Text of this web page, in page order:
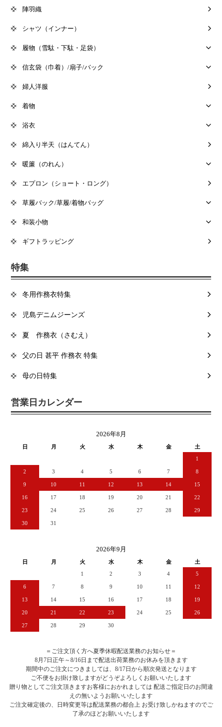
陣羽織
シャツ（インナー）
履物（雪駄・下駄・足袋）
信玄袋（巾着）/扇子/バック
婦人洋服
着物
浴衣
綿入り半天（はんてん）
暖簾（のれん）
エプロン（ショート・ロング）
草履バック/草履/着物バッグ
和装小物
ギフトラッピング
特集
冬用作務衣特集
児島デニムジーンズ
夏 作務衣（さむえ）
父の日 甚平 作務衣 特集
母の日特集
営業日カレンダー
2026年8月
日 月 火 水 木 金
土
1
2 3 4 5 6 7 8
9 10 11 12 13 14 15
16 17 18 19 20 21 22
23 24 25 26 27 28 29
30 31
2026年9月
日 月 火 水 木 金
土
1
2 3 4 5
6 7 8 9 10 11 12
13 14 15 16 17 18 19
20 21 22 23 24 25 26
27 28 29 30
＝ご注文頂く方へ夏季休暇配送業務のお知らせ＝
8月7日正午～8/16日まで配送出荷業務のお休みを頂きます
期間中のご注文につきましては、8/17日から順次発送となります
ご不便をお掛け致しますがどうぞよろしくお願いいたします
贈り物としてご注文頂きますお客様におかれましては 配送ご指定日のお間違
えの無いようお願いいたします
ご注文確定後の、日時変更等は配送業務の都合上 お受け致しかねますのでご
了承のほどお願いいたします